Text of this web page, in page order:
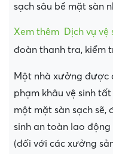
sạch sâu bề mặt sàn
Xem thêm Dịch vụ vệ
đoàn thanh tra, kiểm
Một nhà xưởng được
phạm khâu vệ sinh
một mặt sàn sạch sẽ,
sinh an toàn lao
(đối với các xưởng